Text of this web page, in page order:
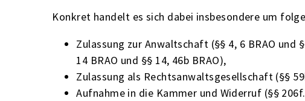
Konkret handelt es sich dabei insbesondere um
Zulassung zur Anwaltschaft (§§ 4, 6 BRAO und
14 BRAO und §§ 14, 46b BRAO),
Zulassung als Rechtsanwaltsgesellschaft (§§
Aufnahme in die Kammer und Widerruf (§§